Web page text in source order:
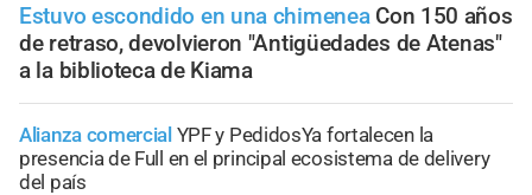
Estuvo escondido en una chimenea Con 150 años
de retraso, devolvieron "Antigüedades de Atenas"
a la biblioteca de Kiama
Alianza comercial YPF y PedidosYa fortalecen la
presencia de Full en el principal ecosistema de delivery
del país